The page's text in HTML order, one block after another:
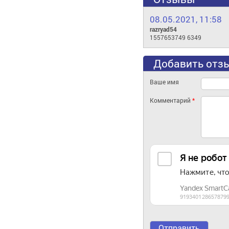
08.05.2021, 11:58
razryad54
1557653749 6349
Добавить
Ваше имя
Комментарий *